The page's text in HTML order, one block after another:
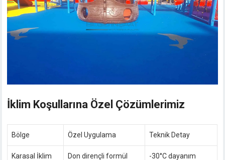
İklim Koşullarına Özel Çözümlerimiz
Bölge Özel Uygulama Teknik Detay
Karasal İklim Don dirençli formül -30°C dayanım